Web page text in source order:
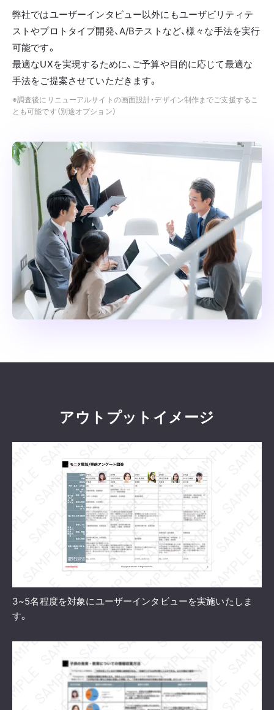
弊社ではユーザーインタビュー以外にもユーザビリティテ
ストやプロトタイプ開発、A/Bテストなど、様々な手法を実行
可能です。
最適なUXを実現するために、ご予算や目的に応じて最適な
手法をご提案させていただきます。
※調査後にリニューアルサイトの画面設計・デザイン制作までご支援するこ
とも可能です（別途オプション）
アウトプットイメージ
3~5名程度を対象にユーザーインタビューを実施いたしま
す。